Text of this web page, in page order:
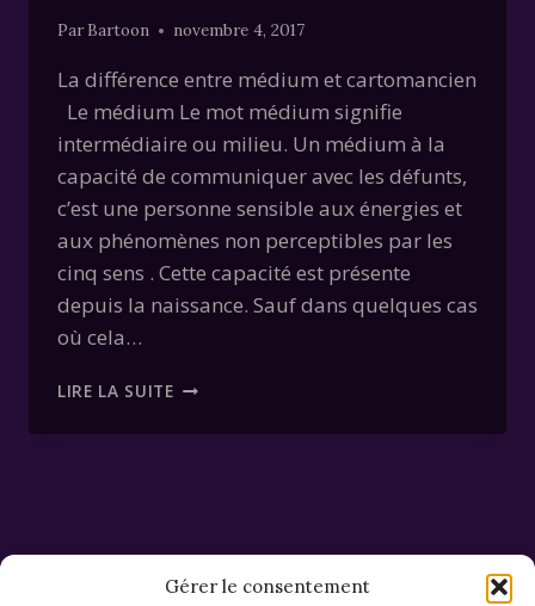
Gérer le consentement
Par Bartoon novembre 4, 2017
La différence entre médium et cartomancien
Le médium Le mot médium signifie
intermédiaire ou milieu. Un médium à la
capacité de communiquer avec les défunts,
c’est une personne sensible aux énergies et
aux phénomènes non perceptibles par les
cinq sens . Cette capacité est présente
depuis la naissance. Sauf dans quelques cas
où cela…
LIRE LA SUITELA
ENTRE